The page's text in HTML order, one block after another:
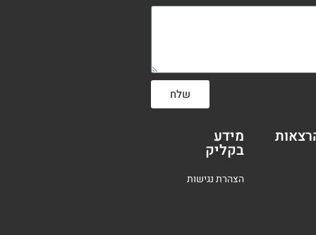
שלח
מידע
בקליק
הצהרת נגישות